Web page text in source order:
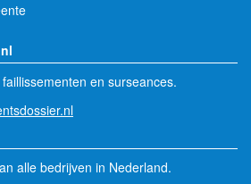
en surseances.
alle bedrijven in Nederland.